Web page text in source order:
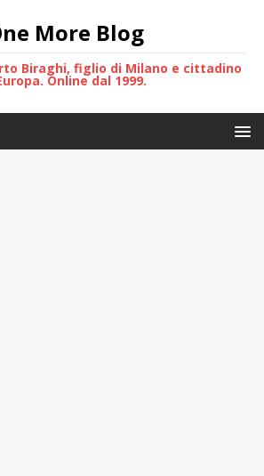
More Blog
Biraghi, figlio di Milano e cittadino
Online dal 1999.